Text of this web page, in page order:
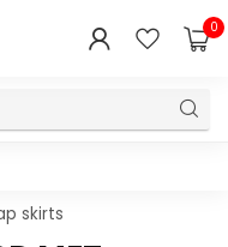
0
skirts